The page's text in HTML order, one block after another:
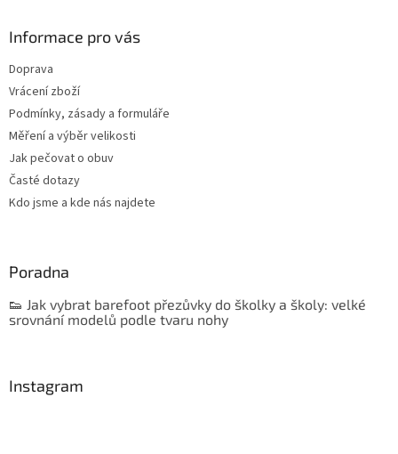
Informace pro vás
Doprava
Vrácení zboží
Podmínky, zásady a formuláře
Měření a výběr velikosti
Jak pečovat o obuv
Časté dotazy
Kdo jsme a kde nás najdete
Poradna
👟 Jak vybrat barefoot přezůvky do školky a školy: velké
srovnání modelů podle tvaru nohy
Instagram